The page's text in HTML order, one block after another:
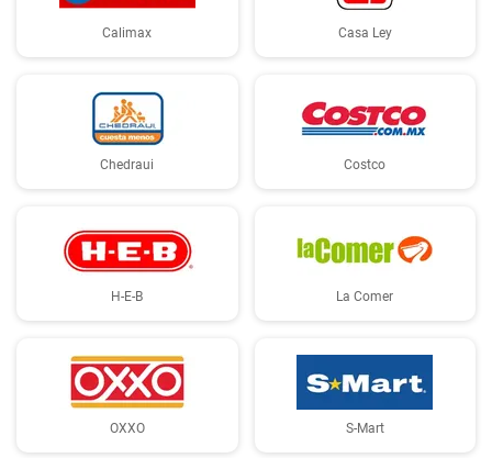
Calimax Casa Ley
Chedraui Costco
H-E-B La Comer
OXXO S-Mart